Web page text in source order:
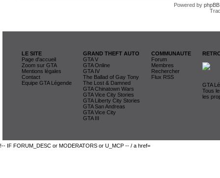
Powered by phpBB
LE SITE
Page d'accueil
Zoom sur GTA
Mentions légales
Contact
Equipe GTA Légende
GRAND THEFT AUTO
GTA V
GTA Online
GTA IV
The Ballad of Gay Tony
The Lost & Damned
GTA Chinatown Wars
GTA Vice City Stories
GTA Liberty City Stories
GTA San Andreas
GTA Vice City
GTA III
COMMUNAUTE
Forum
Membres
Rechercher
Flux RSS
GTA
Tous
les
!-- IF FORUM_DESC or MODERATORS or U_MCP -- / a href=